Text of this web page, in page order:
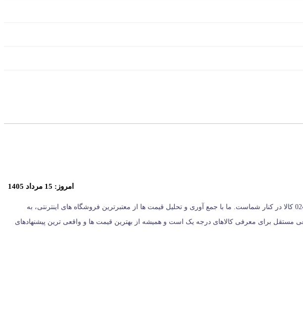
امروز: 15 مرداد 1405
024 کالا، معتبرترین پلتفرم آنلاین فروشگاه صنایع دستی در ایران، از سال 1396 با وب سایت (مس زنجان) شروع کردیم و حالا 024 کالا در کنار شماست. ما با جمع‌ آوری و تحلیل قیمت‌ ها از معتبرترین فروشگاه‌ های اینترنتی، به
باشند. 024 کالا یک فروشگاه اینترنتی نیست؛ بلکه مرجعی مستقل برای معرفی کالاهای درجه یک است و همیشه از بهترین قیمت‌ ها و واقعی‌ ترین پیشنهادهای